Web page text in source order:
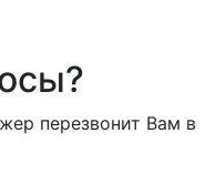
перезвонит Вам в